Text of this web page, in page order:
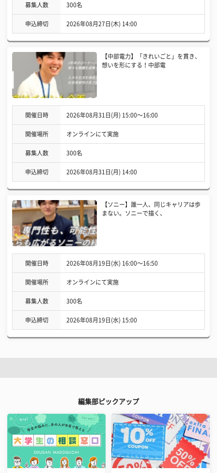
募集人数 300名
申込締切 2026年08月27日(木) 14:00
【中部電力】「きれいごと」を貫き、
想いを形にする！中部電
開催日時 2026年08月31日(月) 15:00〜16:00
開催場所 オンラインにて実施
募集人数 300名
申込締切 2026年08月31日(月) 14:00
【ソニー】誰一人、同じキャリアは歩
まない。ソニーで描く、
開催日時 2026年08月19日(水) 16:00〜16:50
開催場所 オンラインにて実施
募集人数 300名
申込締切 2026年08月19日(水) 15:00
編集部ピックアップ